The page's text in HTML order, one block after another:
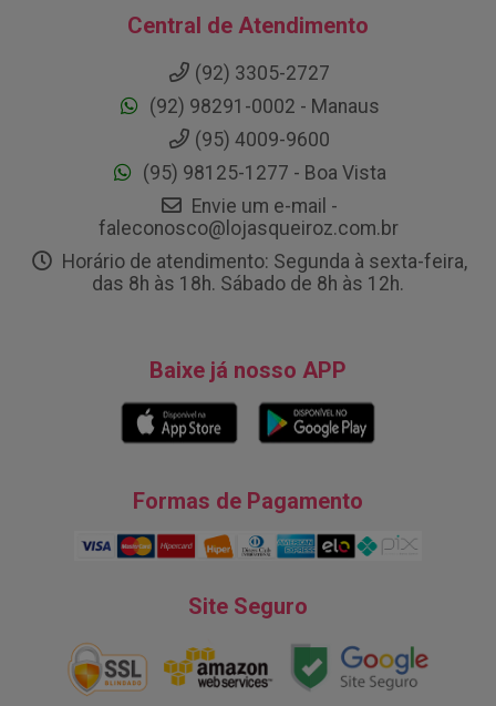
Central de Atendimento
(92) 3305-2727
(92) 98291-0002 - Manaus
(95) 4009-9600
(95) 98125-1277 - Boa Vista
Envie um e-mail -
faleconosco@lojasqueiroz.com.br
Horário de atendimento: Segunda à sexta-feira,
das 8h às 18h. Sábado de 8h às 12h.
Baixe já nosso APP
Formas de Pagamento
Site Seguro